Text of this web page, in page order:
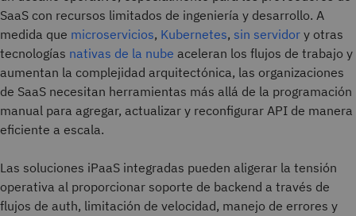
SaaS con recursos limitados de ingeniería y desarrollo. A
medida que microservicios, Kubernetes, sin servidor y otras
tecnologías nativas de la nube aceleran los flujos de trabajo y
aumentan la complejidad arquitectónica, las organizaciones
de SaaS necesitan herramientas más allá de la programación
manual para agregar, actualizar y reconfigurar API de manera
eficiente a escala.
Las soluciones iPaaS integradas pueden aligerar la tensión
operativa al proporcionar soporte de backend a través de
flujos de auth, limitación de velocidad, manejo de errores y